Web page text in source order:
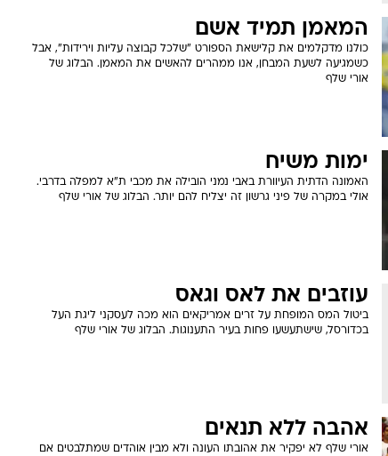
המאמן תמיד אשם
כולנו מדקלמים את קלישאת הספורט "שלכל קבוצה עליות וירידות", אבל
כשמגיעה לשעת המבחן, אנו ממהרים להאשים את המאמן. הבלוג של
אורי שלף
ימות משיח
האמונה הדתית העיוורת באבי נמני הובילה את מכבי ת"א למפלה בדרבי.
אולי במקרה של פיני גרשון זה יצליח להם יותר. הבלוג של אורי שלף
עוזבים את לאס וגאס
ביטול המס המופחת על זרים אמריקאים הוא מכה לעסקני ליגת העל
בכדורסל, שישתעשעו פחות בעיר התענוגות. הבלוג של אורי שלף
אהבה ללא תנאים
אורי שלף לא יפקיר את אהובתו העונה ולא מבין אוהדים שמתלבטים אם